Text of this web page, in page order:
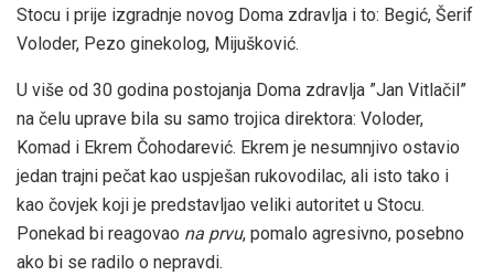
Stocu i prije izgradnje novog Doma zdravlja i to: Begić, Šerif
Voloder, Pezo ginekolog, Mijušković.
U više od 30 godina postojanja Doma zdravlja ”Jan Vitlačil”
na čelu uprave bila su samo trojica direktora: Voloder,
Komad i Ekrem Čohodarević. Ekrem je nesumnjivo ostavio
jedan trajni pečat kao uspješan rukovodilac, ali isto tako i
kao čovjek koji je predstavljao veliki autoritet u Stocu.
Ponekad bi reagovao na prvu, pomalo agresivno, posebno
ako bi se radilo o nepravdi.